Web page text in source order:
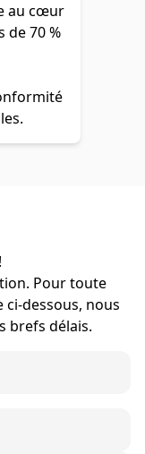
au cœur
de 70 %
Pour toute
dessous, nous
brefs délais.